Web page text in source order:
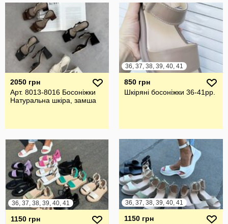
2050 грн
Арт. 8013-8016 Босоніжки
Натуральна шкіра, замша
36, 37, 38, 39, 40, 41
850 грн
Шкіряні босоніжки 36-41рр.
36, 37, 38, 39, 40, 41
1150 грн
36, 37, 38, 39, 40, 41
1150 грн